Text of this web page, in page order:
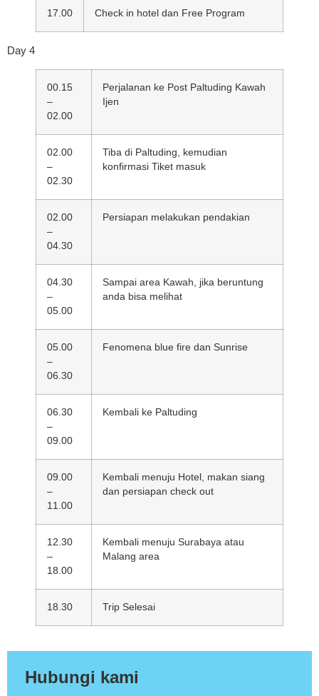
17.00 Check in hotel dan Free Program
Day 4
00.15
–
02.00
Perjalanan ke Post Paltuding Kawah
Ijen
02.00
–
02.30
Tiba di Paltuding, kemudian
konfirmasi Tiket masuk
02.00
–
04.30
Persiapan melakukan pendakian
04.30
–
05.00
Sampai area Kawah, jika beruntung
anda bisa melihat
05.00
–
06.30
Fenomena blue fire dan Sunrise
06.30
–
09.00
Kembali ke Paltuding
09.00
–
11.00
Kembali menuju Hotel, makan siang
dan persiapan check out
12.30
–
18.00
Kembali menuju Surabaya atau
Malang area
18.30 Trip Selesai
Hubungi kami